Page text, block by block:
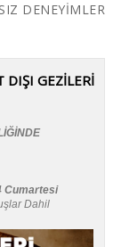
DENEYİMLER
DIŞI GEZİLERİ
Cumartesi
Dahil